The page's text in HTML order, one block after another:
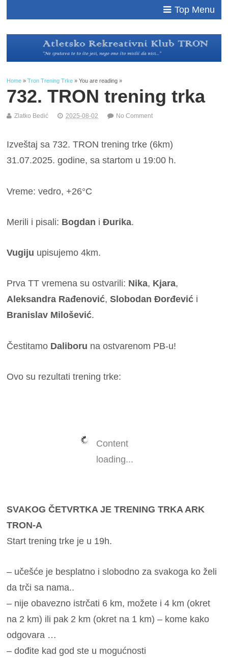
Top Menu
Home »Tron Trening Trke » You are reading »
732. TRON trening trka
Zlatko Bedić 2025-08-02 No Comment
Izveštaj sa 732. TRON trening trke (6km)
31.07.2025. godine, sa startom u 19:00 h.
Vreme: vedro, +26°C
Merili i pisali: Bogdan iĐurika.
Vugiju upisujemo 4km.
Prva TT vremena su ostvarili: Nika, Kjara,
Aleksandra Rađenović,Slobodan Đorđević i
Branislav Milošević.
Čestitamo Daliboru na ostvarenom PB-u!
Ovo su rezultati trening trke:
Content
loading...
SVAKOG ČETVRTKA JE TRENING TRKA ARK
TRON-A
Start trening trke je u 19h.
– učešće je besplatno i slobodno za svakoga ko želi
da trči sa nama..
– nije obavezno istrčati 6 km, možete i 4 km (okret
na 2 km) ili pak 2 km (okret na 1 km) – kome kako
odgovara …
– dođite kad god ste u mogućnosti